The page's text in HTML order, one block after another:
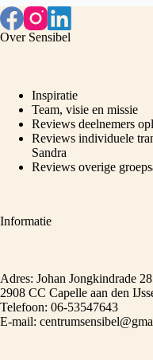
Over Sensibel
Inspiratie
Team, visie en missie
Reviews deelnemers
Reviews individuele
Sandra
Reviews overige
Informatie
Adres: Johan Jongkindrade
2908 CC Capelle aan den
Telefoon: 06-53547643
E-mail: